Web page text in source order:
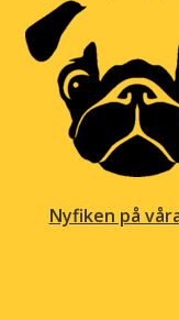
Nyfiken på